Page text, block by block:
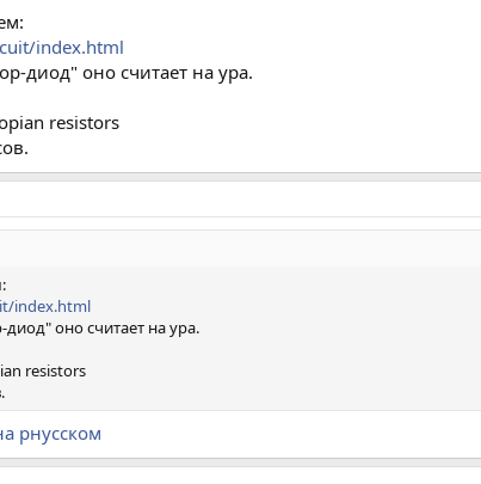
index.html
диод" оно считает на ура.
resistors
index.html
оно считает на ура.
resistors
рнусском